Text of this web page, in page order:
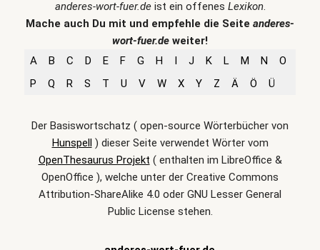
anderes-wort-fuer.deist ein offenes Lexikon.
Mache auch Du mit und empfehle die Seite anderes-
wort-fuer.de weiter!
A
B C D E F G H I J K L M N
O
P
Q R S T U V W X Y Z Ä Ö Ü
Der Basiswortschatz ( open-source Wörterbücher von
Hunspell) dieser Seite verwendet Wörter vom
OpenThesaurus Projekt ( enthalten im LibreOffice &
OpenOffice ), welche unter der Creative Commons
Attribution-ShareAlike 4.0 oder GNU Lesser General
Public License stehen.